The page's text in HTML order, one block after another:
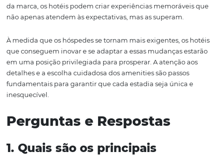
Os amenities são mais do que apenas produtos; eles
fala sobre os valores e a missão do hotel, refletindo seu
compromisso com a qualidade e a experiência do
Hóspedes que se sentem identificados com a marca
propensos a retornar e recomendar o hotel.
isso comunica um padrão elevado de serviço e atenção
uma percepção negativa, fazendo com que os hóspedes